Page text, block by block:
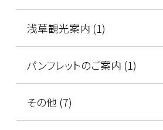
浅草観光案内 (1)
パンフレットのご案内 (1)
その他 (7)